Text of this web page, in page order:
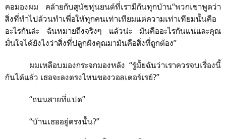
คอมองผม คล้ายกับสุนัขหุ่นยนต์ที่เรามีกันทุกบ้าน“พวกเขาพูดว่า
สิ่งที่ทำไปล้วนทำเพื่อให้ทุกคนเท่าเทียมแต่ความเท่าเทียมนั้นคือ
อะไรกันล่ะ ฉันหมายถึงจริงๆ แล้วน่ะ มันคืออะไรกันแน่และคุณ
มั่นใจได้ยังไงว่าสิ่งที่ปลูกฝังคุณมามันคือสิ่งที่ถูกต้อง”
ผมเหลือบมองกระจกมองหลัง “รู้มั้ยฉันว่าเราควรจบเรื่องนี้
กันได้แล้ว เธอจะลงตรงไหนของวอลเตอร์เรย์?”
“ถนนสายที่แปด”
“บ้านเธออยู่ตรงนั้น?”